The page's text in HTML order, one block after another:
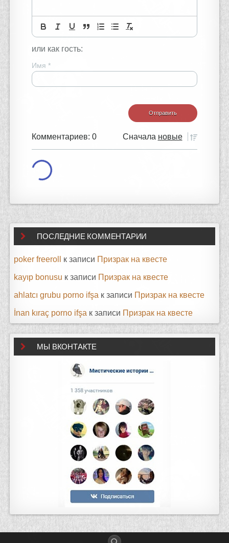
или как гость:
Имя *
Комментариев: 0 Сначала новые
ПОСЛЕДНИЕ КОММЕНТАРИИ
poker freeroll к записи Призрак на квесте
kayıp bonusu к записи Призрак на квесте
ahlatcı grubu porno ifşa к записи Призрак на квесте
İnan kıraç porno ifşa к записи Призрак на квесте
МЫ ВКОНТАКТЕ